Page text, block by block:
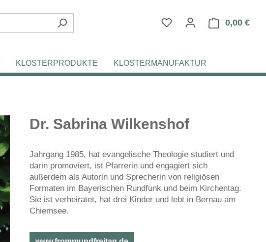
Du hast 0 Produkte auf
0,00 €
KLOSTERPRODUKTE KLOSTERMANUFAKTUR
Dr. Sabrina Wilkenshof
Jahrgang 1985, hat evangelische Theologie studiert und
darin promoviert, ist Pfarrerin und engagiert sich
außerdem als Autorin und Sprecherin von religiösen
Formaten im Bayerischen Rundfunk und beim Kirchentag.
Sie ist verheiratet, hat drei Kinder und lebt in Bernau am
Chiemsee.